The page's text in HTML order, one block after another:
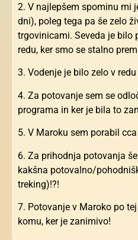
2. V najlepšem spominu mi
dni), poleg tega pa še zelo
trgovinicami. Seveda je bilo
redu, ker smo se stalno
3. Vodenje je bilo zelo v
4. Za potovanje sem se
programa in ker je bila to
5. V Maroku sem porabil cca
6. Za prihodnja potovanja
kakšna potovalno/
treking)!?!
7. Potovanje v Maroko po
komu, ker je zanimivo!